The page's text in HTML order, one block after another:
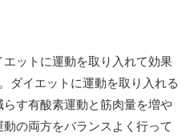
ットに運動を取り入れて効果
ダイエットに運動を取り入れる
す有酸素運動と筋肉量を増や
の両方をバランスよく行って